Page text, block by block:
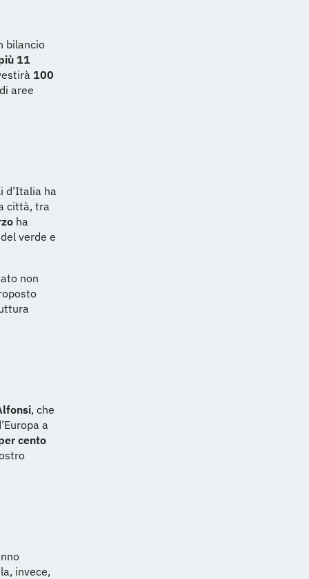
bilancio
11
100
aree
ha
città, tra
ha
verde e
non
, che
a
cento
invece,